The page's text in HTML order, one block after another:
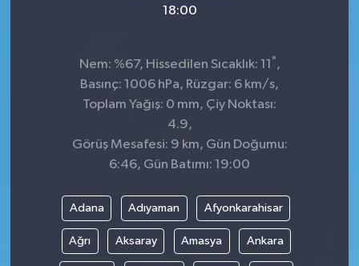
18:00
Nem: %67, Hissedilen Sıcaklık: 11 ° ,
Basınç: 1006 hPa, Rüzgar: 6 km/s,
Toplam Yağış: 0 mm, Çiy Noktası:
4.9,
Görüş Mesafesi: 9 km, Gün Doğumu:
6:46, Gün Batımı: 19:00
Adana Adıyaman Afyonkarahisar
Ağrı Aksaray Amasya Ankara